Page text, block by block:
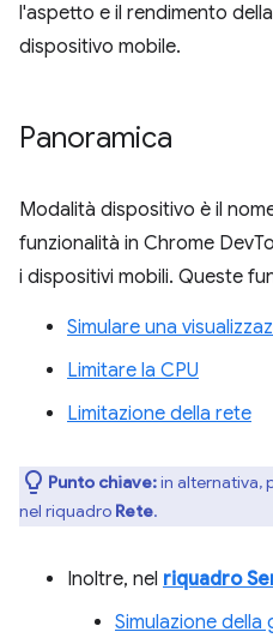
l'aspetto e il rendimento
dispositivo mobile.
Panoramica
Modalità dispositivo è il
funzionalità in Chrome
i dispositivi mobili. Queste
Simulare una
Limitare la CPU
Limitazione della rete
Punto chiave:in alternativa,
nel riquadro Rete.
Inoltre, nel riquadro
Simulazione della